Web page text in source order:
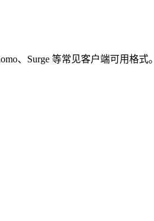
、Surge 等常见客户端可用格式。